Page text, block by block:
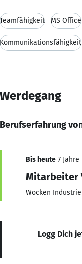
Teamfähigkeit MS Office
Kommunikationsfähigkeit
Werdegang
Berufserfahrung
Bis heute 7 Jahre
Mitarbeiter
Wocken
Logg Dich